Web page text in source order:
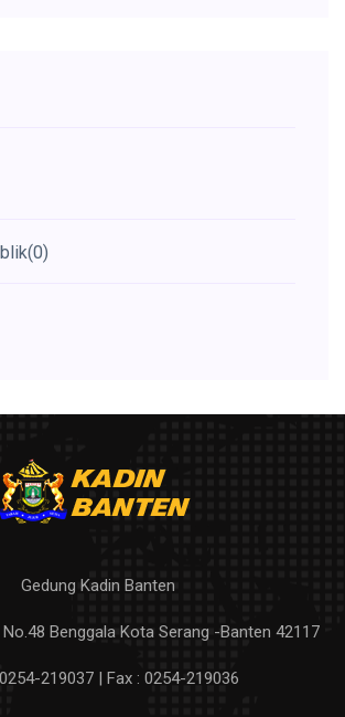
(0)
Gedung Kadin Banten
No.48 Benggala Kota Serang -Banten 42117
219037 | Fax : 0254-219036